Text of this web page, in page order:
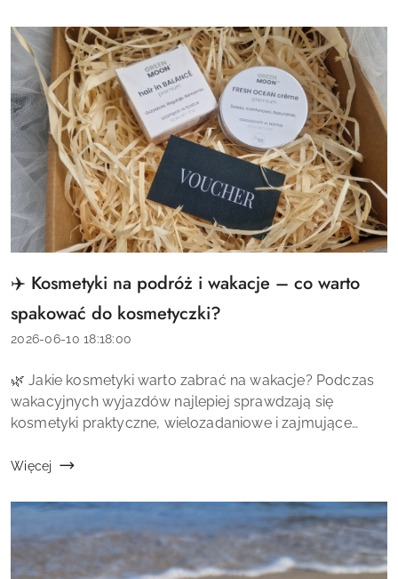
Tytuł
artykułu:
✈️ Kosmetyki na podróż i wakacje – co warto
spakować do kosmetyczki?
Data
2026-06-10 18:18:00
Treść
artykułu:
🌿 Jakie kosmetyki warto zabrać na wakacje? Podczas
wakacyjnych wyjazdów najlepiej sprawdzają się
kosmetyki praktyczne, wielozadaniowe i zajmujące
produktów w bagażu, jednocześnie zachowują...
Więcej